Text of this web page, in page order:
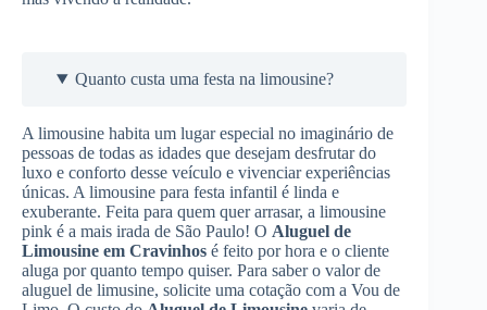
Quanto custa uma festa na limousine?
A limousine habita um lugar especial no imaginário de
pessoas de todas as idades que desejam desfrutar do
luxo e conforto desse veículo e vivenciar experiências
únicas. A limousine para festa infantil é linda e
exuberante. Feita para quem quer arrasar, a limousine
pink é a mais irada de São Paulo! O Aluguel de
Limousine em Cravinhos é feito por hora e o cliente
aluga por quanto tempo quiser. Para saber o valor de
aluguel de limusine, solicite uma cotação com a Vou de